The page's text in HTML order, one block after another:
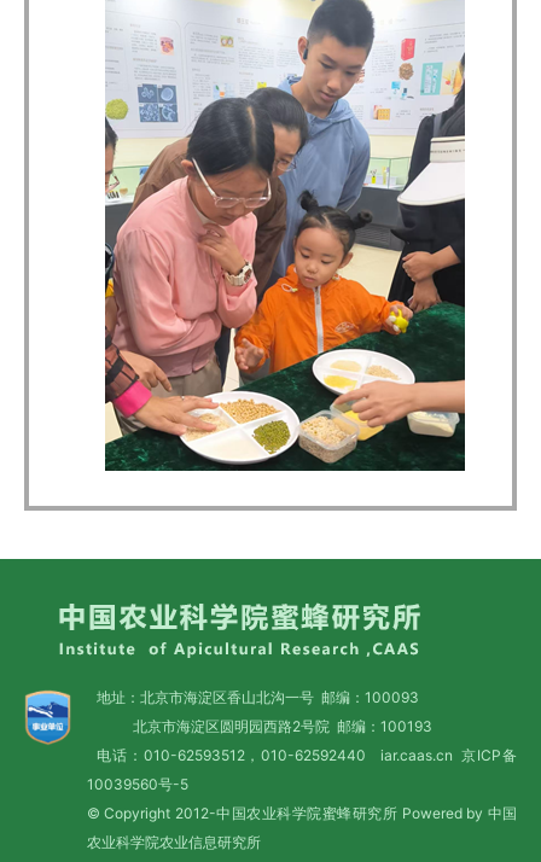
地址：北京市海淀区香山北沟一号 邮编：100093
北京市海淀区圆明园西路2号院 邮编：100193
电话：010-62593512，010-62592440 iar.caas.cn 京ICP备
10039560号-5
© Copyright 2012-中国农业科学院蜜蜂研究所 Powered by 中国
农业科学院农业信息研究所